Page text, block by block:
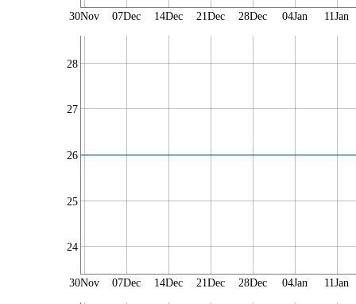
30Nov 07Dec 14Dec 21Dec 28Dec 04Jan 11Jan
24
25
26
27
28
30Nov 07Dec 14Dec 21Dec 28Dec 04Jan 11Jan